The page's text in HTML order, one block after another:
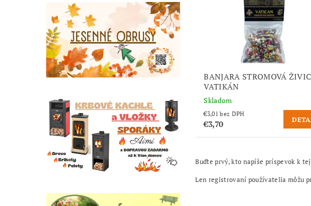
BANJARA STROMOVÁ
VATIKÁN
Skladom
€3,01 bez DPH
€3,70
Buďte prvý, kto napíše príspevok k
Len registrovaní používatelia môžu